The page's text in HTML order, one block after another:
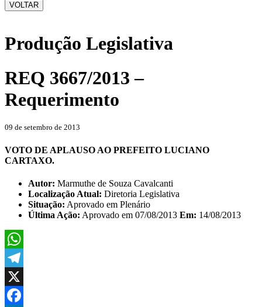
VOLTAR
Produção Legislativa
REQ 3667/2013 –
Requerimento
09 de setembro de 2013
VOTO DE APLAUSO AO PREFEITO LUCIANO
CARTAXO.
Autor: Marmuthe de Souza Cavalcanti
Localização Atual: Diretoria Legislativa
Situação: Aprovado em Plenário
Última Ação: Aprovado em 07/08/2013 Em: 14/08/2013
WhatsApp
Telegram
X